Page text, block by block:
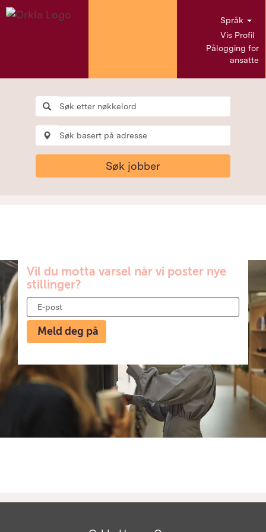
Språk
Vis Profil
Pålogging for
ansatte
Søk jobber
Vil du motta varsel når vi poster nye
stillinger?